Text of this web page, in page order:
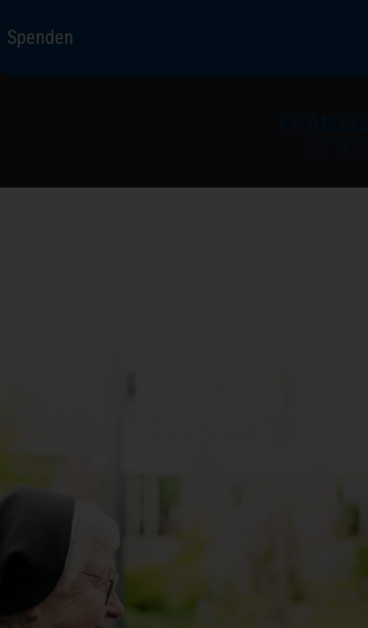
Spenden
Spenden
Newsroom